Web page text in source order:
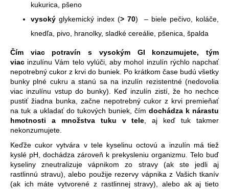
kukurica, pšeno
vysoký glykemický index (> 70) – biele pečivo, koláče,
knedľa, pivo, hranolky, sladké cereálie, pšenica, špalda
Čím viac potravín s vysokým GI konzumujete, tým
viac inzulínu Vám telo vylúči, aby mohol inzulín rýchlo napchať
nepotrebný cukor z krvi do buniek. Po krátkom čase budú všetky
bunky plné cukru a stanú sa na inzulín rezistentné (nedovolia
viac inzulínu vstup do bunky). Keď inzulín zistí, že ho nechce
pustiť žiadna bunka, začne nepotrebný cukor z krvi premieňať
na tuk a ukladať do tukových buniek, čím dochádza k nárastu
hmotnosti a množstva tuku v tele, aj keď tuk takmer
nekonzumujete.
Keďže cukor vytvára v tele kyselinu octovú a inzulín má tiež
kyslé pH, dochádza zároveň k prekysleniu organizmu. Telo buď
kyseliny zneutralizuje vápnikom zo stravy (ak ste jedli aj
rastlinnú stravu), alebo použije rezervy vápnika z Vašich tkanív
(ak ich máte vytvorené z rastlinnej stravy), alebo ak aj tieto